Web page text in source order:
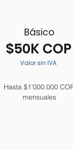
Hasta $1’000.000
mensuales
$50K COP
Básico
Valor sin IVA